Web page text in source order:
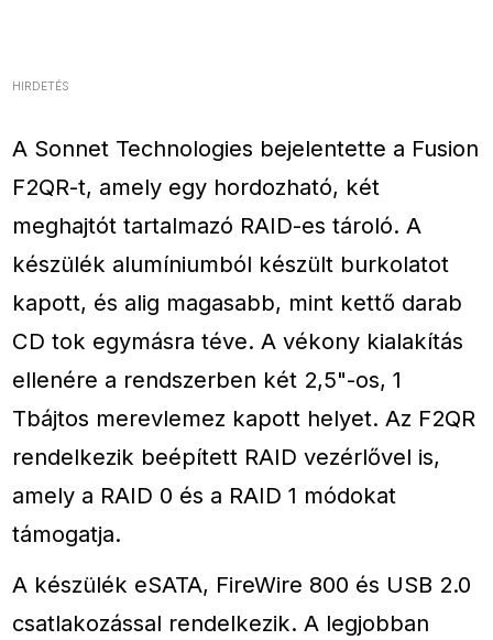
HIRDETÉS
A Sonnet Technologies bejelentette a Fusion
F2QR-t, amely egy hordozható, két
meghajtót tartalmazó RAID-es tároló. A
készülék alumíniumból készült burkolatot
kapott, és alig magasabb, mint kettő darab
CD tok egymásra téve. A vékony kialakítás
ellenére a rendszerben két 2,5"-os, 1
Tbájtos merevlemez kapott helyet. Az F2QR
rendelkezik beépített RAID vezérlővel is,
amely a RAID 0 és a RAID 1 módokat
támogatja.
A készülék eSATA, FireWire 800 és USB 2.0
csatlakozással rendelkezik. A legjobban